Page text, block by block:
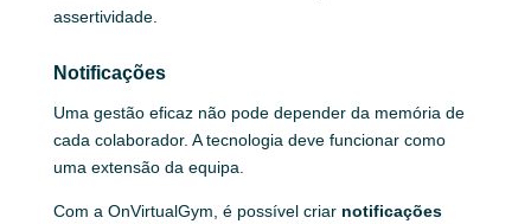
assertividade.
Notificações
Uma gestão eficaz não pode depender da memória de
cada colaborador. A tecnologia deve funcionar como
uma extensão da equipa.
Com a OnVirtualGym, é possível criar notificações